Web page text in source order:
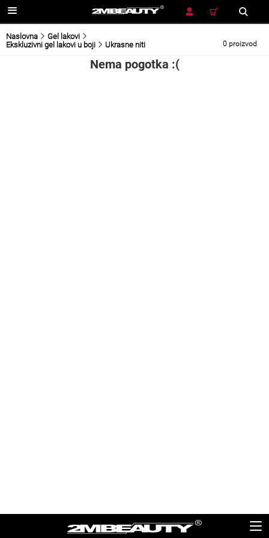
TRAŽENJE
Naslovna
Gel lakovi
Ekskluzivni gel lakovi u boji
Ukrasne niti 0 proizvod
Nema pogotka :(